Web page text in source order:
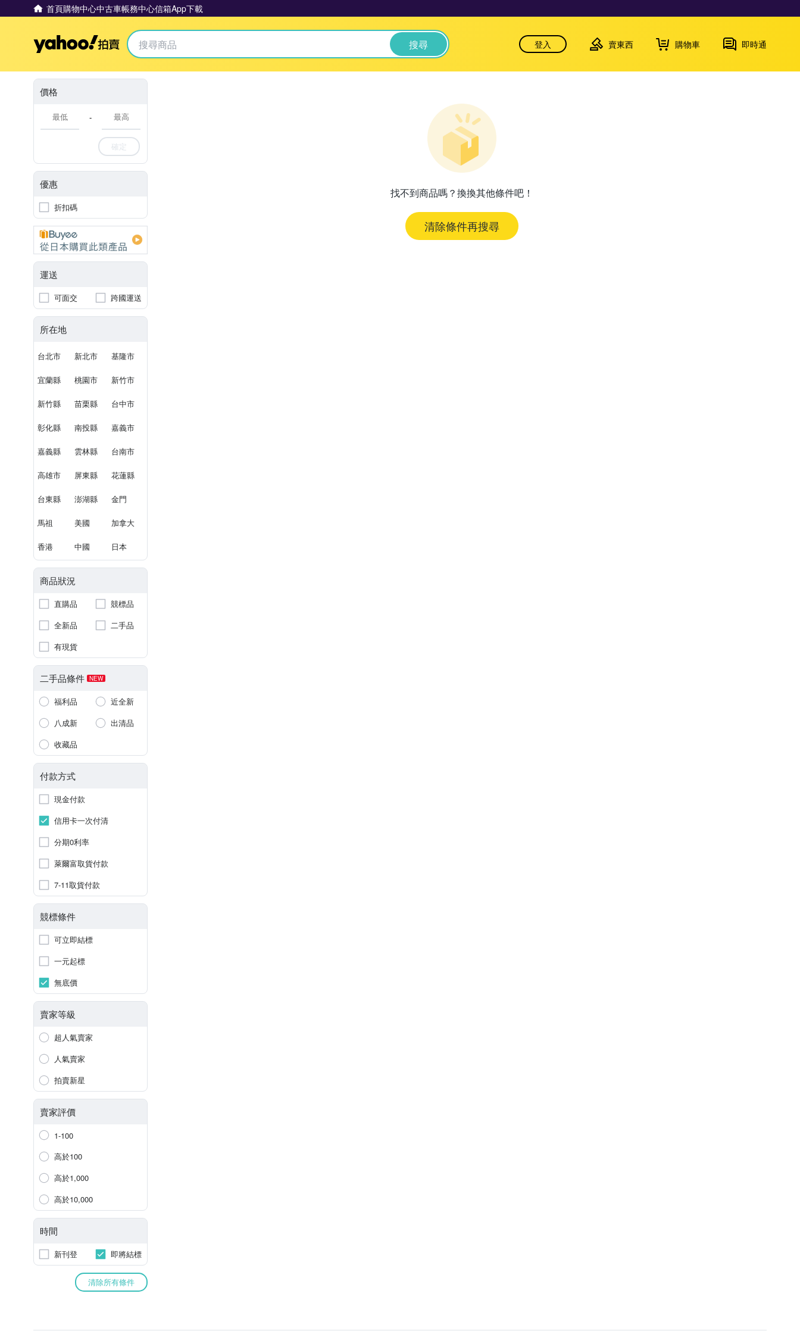
首頁購物中心中古車帳務中心信箱App下載
Yahoo拍賣 搜尋 登入 賣東西 購物車 即時通
價格
-
確定
優惠
折扣碼
運送
可面交 跨國運送
所在地
台北市 新北市 基隆市
宜蘭縣 桃園市 新竹市
新竹縣 苗栗縣 台中市
彰化縣 南投縣 嘉義市
嘉義縣 雲林縣 台南市
高雄市 屏東縣 花蓮縣
台東縣 澎湖縣 金門
馬祖 美國 加拿大
香港 中國 日本
商品狀況
直購品
競標品
全新品
二手品
有現貨
二手品條件 NEW
福利品
近全新
八成新
出清品
收藏品
付款方式
現金付款
信用卡一次付清
分期0利率
萊爾富取貨付款
7-11取貨付款
競標條件
可立即結標
一元起標
無底價
賣家等級
超人氣賣家
人氣賣家
拍賣新星
賣家評價
1-100
高於100
高於1,000
高於10,000
時間
新刊登 即將結標
清除所有條件
找不到商品嗎？換換其他條件吧！
清除條件再搜尋